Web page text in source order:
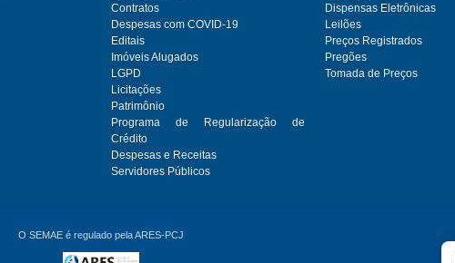
Dispensas Eletrônicas
Leilões
Preços Registrados
Pregões
Tomada de Preços
Contratos
Despesas com COVID-19
Editais
Imóveis Alugados
LGPD
Licitações
Patrimônio
Programa de Regularização de
Crédito
Despesas e Receitas
Servidores Públicos
O SEMAE é regulado pela ARES-PCJ